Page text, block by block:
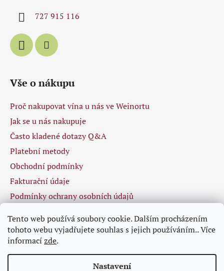
Tento web používá soubory cookie. Dalším procházením
tohoto webu vyjadřujete souhlas s jejich používáním.. Více
informacízde.
Nastavení
727 915 116
Vše o nákupu
Proč nakupovat vína u nás ve Weinortu
Jak se u nás nakupuje
Často kladené dotazy Q&A
Platební metody
Obchodní podmínky
Fakturační údaje
Podmínky ochrany osobních údajů
Facebook